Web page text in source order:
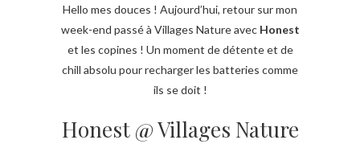
Hello mes douces ! Aujourd’hui, retour sur mon
week-end passé à Villages Nature avec Honest
et les copines ! Un moment de détente et de
chill absolu pour recharger les batteries comme
ils se doit !
Honest @ Villages Nature